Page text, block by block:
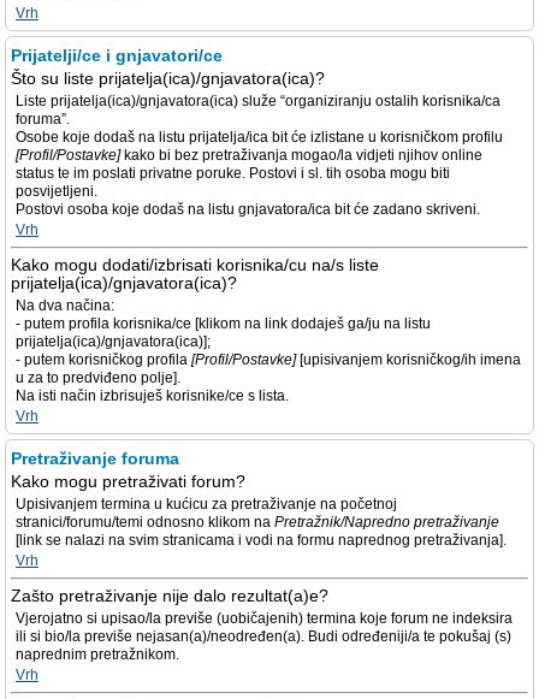
Vrh
Prijatelji/ce i gnjavatori/ce
Što su liste prijatelja(ica)/gnjavatora(ica)?
Liste prijatelja(ica)/gnjavatora(ica) služe “organiziranju ostalih korisnika/ca
foruma”.
Osobe koje dodaš na listu prijatelja/ica bit će izlistane u korisničkom profilu
[Profil/Postavke]kako bi bez pretraživanja mogao/la vidjeti njihov online
status te im poslati privatne poruke. Postovi i sl. tih osoba mogu biti
posvijetljeni.
Postovi osoba koje dodaš na listu gnjavatora/ica bit će zadano skriveni.
Vrh
Kako mogu dodati/izbrisati korisnika/cu na/s liste
prijatelja(ica)/gnjavatora(ica)?
Na dva načina:
- putem profila korisnika/ce [klikom na link dodaješ ga/ju na listu
prijatelja(ica)/gnjavatora(ica)];
- putem korisničkog profila [Profil/Postavke][upisivanjem korisničkog/ih imena
u za to predviđeno polje].
Na isti način izbrisuješ korisnike/ce s lista.
Vrh
Pretraživanje foruma
Kako mogu pretraživati forum?
Upisivanjem termina u kućicu za pretraživanje na početnoj
stranici/forumu/temi odnosno klikom na Pretražnik/Napredno pretraživanje
[link se nalazi na svim stranicama i vodi na formu naprednog pretraživanja].
Vrh
Zašto pretraživanje nije dalo rezultat(a)e?
Vjerojatno si upisao/la previše (uobičajenih) termina koje forum ne indeksira
ili si bio/la previše nejasan(a)/neodređen(a). Budi određeniji/a te pokušaj (s)
naprednim pretražnikom.
Vrh